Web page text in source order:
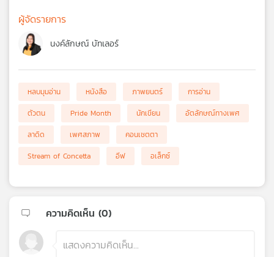
ผู้จัดรายการ
นงค์ลักษณ์ บัทเลอร์
หลบมุมอ่าน หนังสือ ภาพยนตร์
การอ่าน
ตัวตน
Pride Month นักเขียน
อัตลักษณ์ทางเพศ
ลาดิด
เพศสภาพ
คอนเชตตา
Stream of Concetta
อีฟ อเล็กซ์
ความคิดเห็น (0)